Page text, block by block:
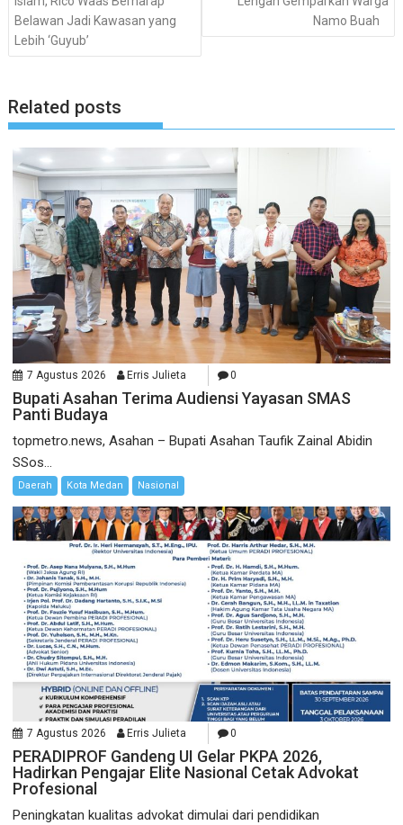
Belawan Jadi Kawasan yang
Lebih ‘Guyub’
Namo Buah
Related posts
7 Agustus 2026 Erris Julieta 0
Bupati Asahan Terima Audiensi Yayasan SMAS
Panti Budaya
topmetro.news, Asahan – Bupati Asahan Taufik Zainal Abidin
SSos...
Daerah Kota Medan Nasional
7 Agustus 2026 Erris Julieta 0
PERADIPROF Gandeng UI Gelar PKPA 2026,
Hadirkan Pengajar Elite Nasional Cetak Advokat
Profesional
Peningkatan kualitas advokat dimulai dari pendidikan